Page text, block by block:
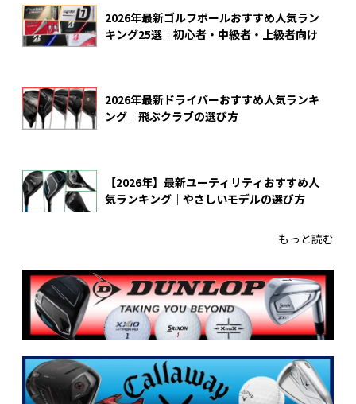
2026年最新ゴルフボールおすすめ人気ラン
キング25選｜初心者・中級者・上級者向け
2026年最新ドライバーおすすめ人気ランキ
ング｜飛ぶクラブの選び方
【2026年】最新ユーティリティおすすめ人
気ランキング｜やさしいモデルの選び方
もっと読む